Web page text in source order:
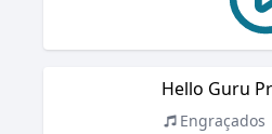
Hello Guru
Engraçados